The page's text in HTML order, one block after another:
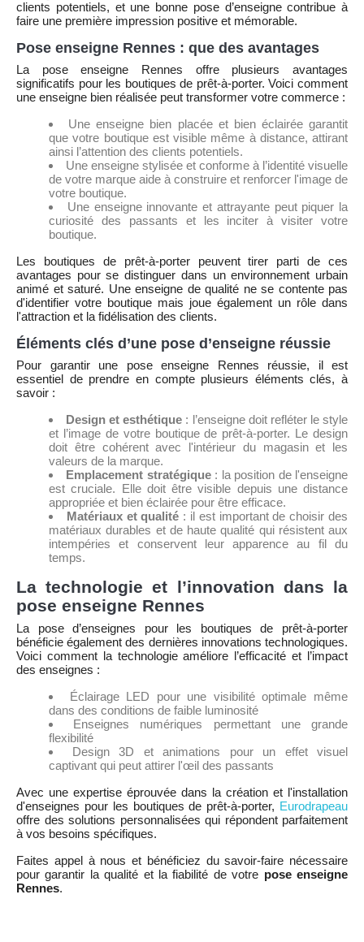
clients potentiels, et une bonne pose d’enseigne contribue à
faire une première impression positive et mémorable.
Pose enseigne Rennes : que des avantages
La pose enseigne Rennes offre plusieurs avantages
significatifs pour les boutiques de prêt-à-porter. Voici comment
une enseigne bien réalisée peut transformer votre commerce :
Une enseigne bien placée et bien éclairée garantit
que votre boutique est visible même à distance, attirant
ainsi l’attention des clients potentiels.
Une enseigne stylisée et conforme à l’identité visuelle
de votre marque aide à construire et renforcer l'image de
votre boutique.
Une enseigne innovante et attrayante peut piquer la
curiosité des passants et les inciter à visiter votre
boutique.
Les boutiques de prêt-à-porter peuvent tirer parti de ces
avantages pour se distinguer dans un environnement urbain
animé et saturé. Une enseigne de qualité ne se contente pas
d'identifier votre boutique mais joue également un rôle dans
l'attraction et la fidélisation des clients.
Éléments clés d’une pose d’enseigne réussie
Pour garantir une pose enseigne Rennes réussie, il est
essentiel de prendre en compte plusieurs éléments clés, à
savoir :
Design et esthétique : l’enseigne doit refléter le style
et l’image de votre boutique de prêt-à-porter. Le design
doit être cohérent avec l'intérieur du magasin et les
valeurs de la marque.
Emplacement stratégique: la position de l'enseigne
est cruciale. Elle doit être visible depuis une distance
appropriée et bien éclairée pour être efficace.
Matériaux et qualité : il est important de choisir des
matériaux durables et de haute qualité qui résistent aux
intempéries et conservent leur apparence au fil du
temps.
La technologie et l’innovation dans la
pose enseigne Rennes
La pose d’enseignes pour les boutiques de prêt-à-porter
bénéficie également des dernières innovations technologiques.
Voici comment la technologie améliore l’efficacité et l’impact
des enseignes :
Éclairage LED pour une visibilité optimale même
dans des conditions de faible luminosité
Enseignes numériques permettant une grande
flexibilité
Design 3D et animations pour un effet visuel
captivant qui peut attirer l'œil des passants
Avec une expertise éprouvée dans la création et l'installation
d'enseignes pour les boutiques de prêt-à-porter, Eurodrapeau
offre des solutions personnalisées qui répondent parfaitement
à vos besoins spécifiques.
Faites appel à nous et bénéficiez du savoir-faire nécessaire
pour garantir la qualité et la fiabilité de votre pose enseigne
Rennes.